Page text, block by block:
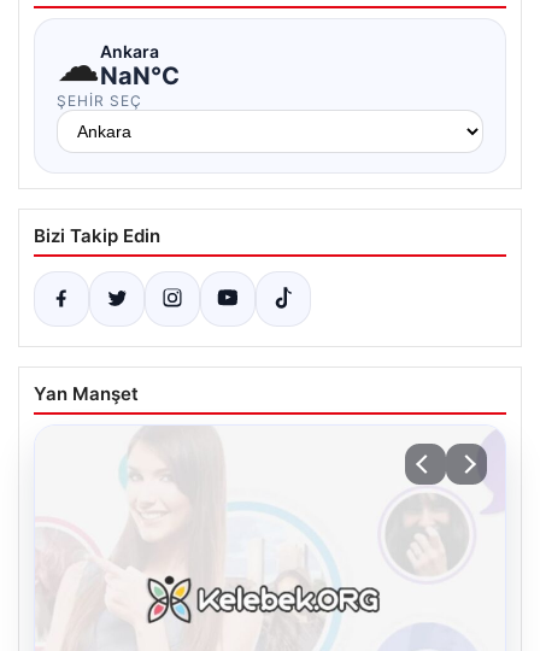
☁Ankara
NaN°C
ŞEHIR SEÇ
Bizi Takip Edin
Yan Manşet